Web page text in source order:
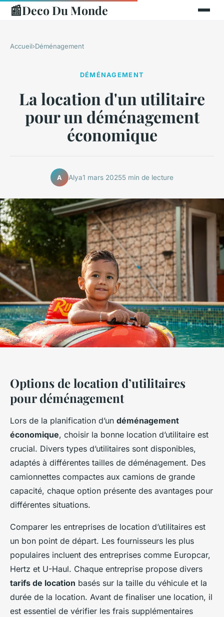
📰Deco Du Monde
Accueil›Déménagement
DÉMÉNAGEMENT
La location d'un utilitaire
pour un déménagement
économique
A Alya1 mars 20255 min de lecture
Options de location d’utilitaires
pour déménagement
Lors de la planification d’un déménagement
économique, choisir la bonne location d’utilitaire est
crucial. Divers types d’utilitaires sont disponibles,
adaptés à différentes tailles de déménagement. Des
camionnettes compactes aux camions de grande
capacité, chaque option présente des avantages pour
différentes situations.
Comparer les entreprises de location d’utilitaires est
un bon point de départ. Les fournisseurs les plus
populaires incluent des entreprises comme Europcar,
Hertz et U-Haul. Chaque entreprise propose divers
tarifs de location basés sur la taille du véhicule et la
durée de la location. Avant de finaliser une location, il
est essentiel de vérifier les frais supplémentaires